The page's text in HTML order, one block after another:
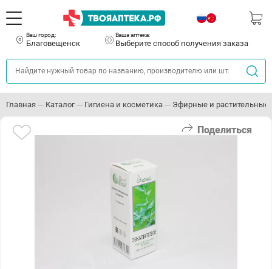
Ваш город:
Благовещенск
Ваша аптека:
Выберите способ получения заказа
Главная Каталог Гигиена и косметика Эфирные и растительные
Поделиться